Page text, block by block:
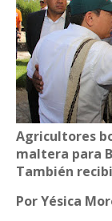
Agricultores
maltera para
También
Por Yésica